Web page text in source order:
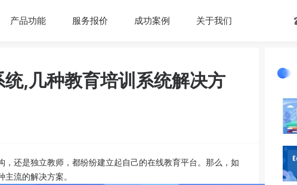
产品功能 服务报价 成功案例 关于我们
,几种教育培训系统解决方
还是独立教师，都纷纷建立起自己的在线教育平台。那么，如
流的解决方案。